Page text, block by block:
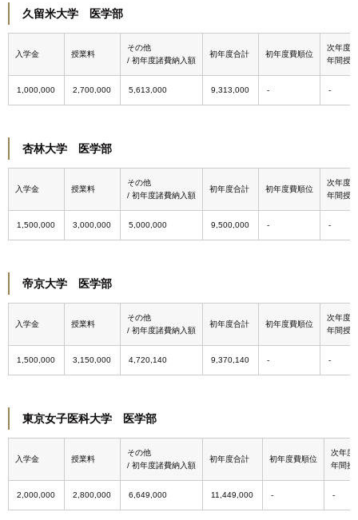
久留米大学 医学部
入学金 授業料
その他
/ 初年度諸費納入額
初年度合計 初年度費順位
次年度
年間授
1,000,000 2,700,000 5,613,000 9,313,000
杏林大学 医学部
入学金 授業料
その他
/ 初年度諸費納入額
初年度合計 初年度費順位
次年度
年間授
1,500,000 3,000,000 5,000,000 9,500,000
帝京大学 医学部
入学金 授業料
その他
/ 初年度諸費納入額
初年度合計 初年度費順位
次年度
年間授
1,500,000 3,150,000 4,720,140 9,370,140
東京女子医科大学 医学部
入学金 授業料
その他
/ 初年度諸費納入額
初年度合計 初年度費順位
次年度
年間授
2,000,000 2,800,000 6,649,000 11,449,000